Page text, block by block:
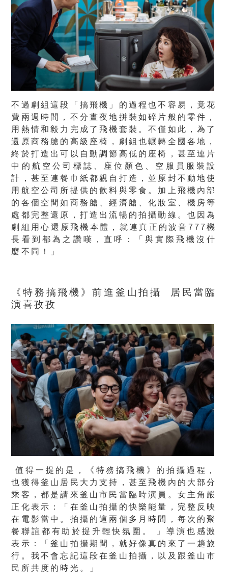
不過劇組這段「搞飛機」的過程也不容易，竟花
費兩週時間，不分晝夜地拼裝如碎片般的零件，
用熱情和毅力完成了飛機套裝。不僅如此，為了
還原商務艙的高級座椅，劇組也輾轉全國各地，
終於打造出可以自動調節高低的座椅，甚至連片
中的航空公司標誌、座位顏色、空服員服裝設
計，甚至連餐巾紙都親自打造，並原封不動地使
用航空公司所提供的飲料與零食。加上飛機內部
的各個空間如商務艙、經濟艙、化妝室、機房等
處都完整還原，打造出流暢的拍攝動線。也因為
劇組用心還原飛機本體，就連真正的波音777機
長看到都為之讚嘆，直呼：「與實際飛機沒什
麼不同！」
《特務搞飛機》前進釜山拍攝
居民當臨
演喜孜孜
值得一提的是，《特務搞飛機》的拍攝過程，
也獲得釜山居民大力支持，甚至飛機內的大部分
乘客，都是請來釜山市民當臨時演員。女主角嚴
正化表示：「在釜山拍攝的快樂能量，完整反映
在電影當中。拍攝的這兩個多月時間，每次的聚
餐聯誼都有助於提升輕快氛圍。 」導演也感激
表示：「釜山拍攝期間，就好像真的來了一趟旅
行。我不會忘記這段在釜山拍攝，以及跟釜山市
民所共度的時光。」